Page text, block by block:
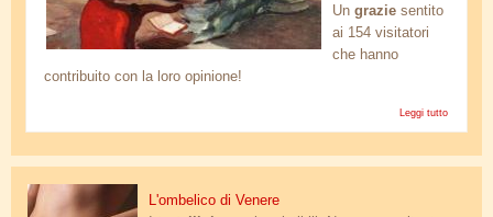
Un grazie sentito
ai 154 visitatori
che hanno
contribuito con la loro opinione!
Leggi tutto
ombelico.jpg
L'ombelico di Venere